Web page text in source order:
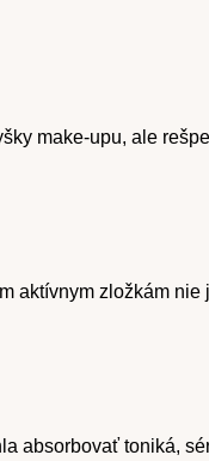
make-upu, ale
aktívnym zložkám
absorbovať toniká,